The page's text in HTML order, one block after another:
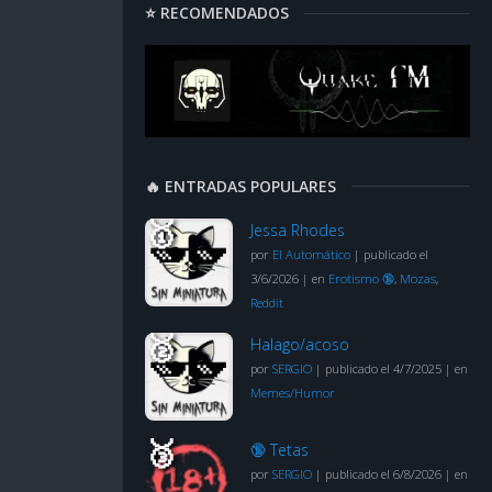
⭐ RECOMENDADOS
🔥 ENTRADAS POPULARES
Jessa Rhodes
por El Automático | publicado el
3/6/2026 | en Erotismo 🔞, Mozas,
Reddit
Halago/acoso
por SERGIO | publicado el 4/7/2025 | en
Memes/Humor
🔞 Tetas
por SERGIO | publicado el 6/8/2026 | en